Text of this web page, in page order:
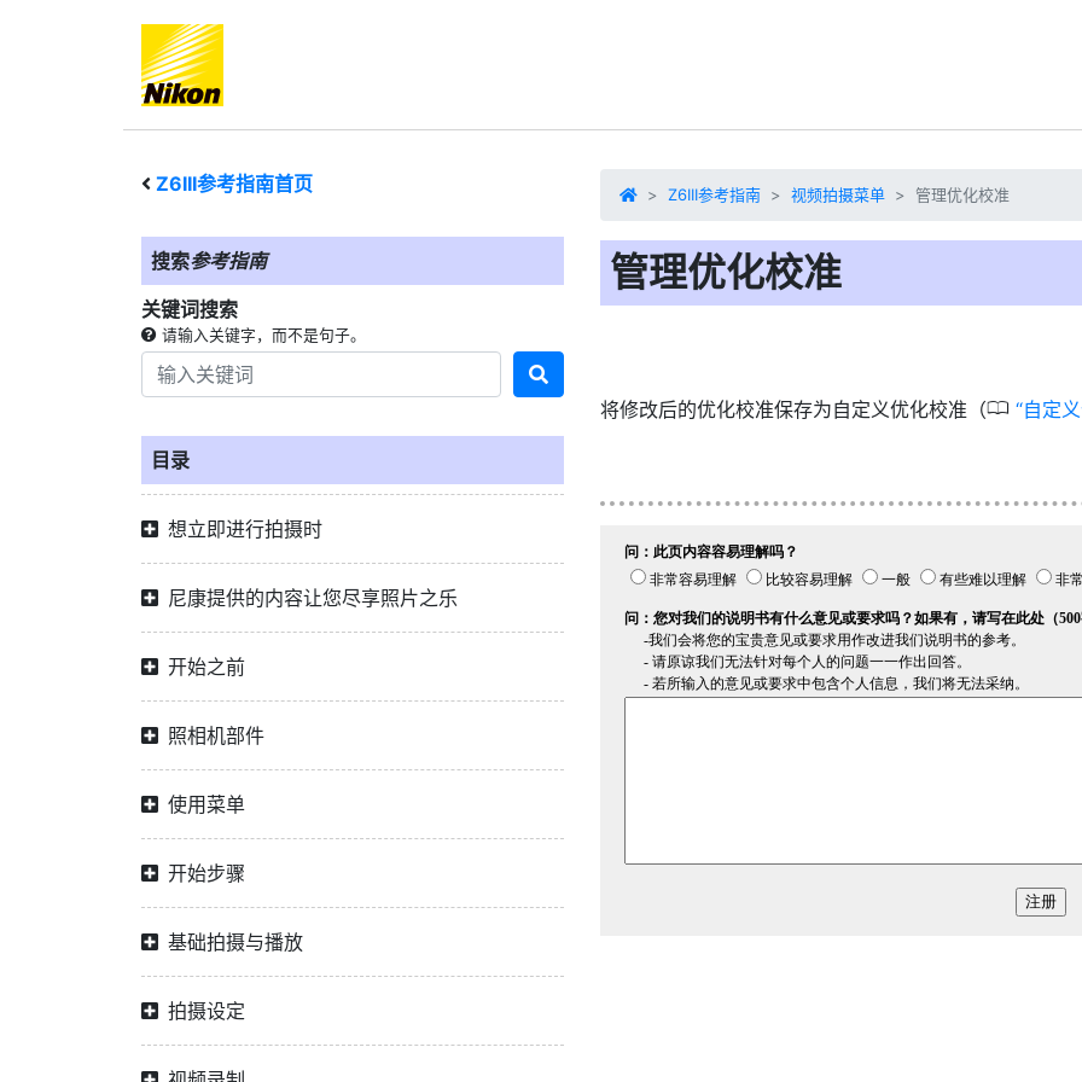
Z6III参考指南首页
搜索参考指南
关键词搜索
请输入关键字，而不是句子。
目录
想立即进行拍摄时
尼康提供的内容让您尽享照片之乐
开始之前
照相机部件
使用菜单
开始步骤
基础拍摄与播放
拍摄设定
Z6III参考指南 视频拍摄菜单 管理优化校准
管理优化校准
将修改后的优化校准保存为自定义优化校准（0 自定